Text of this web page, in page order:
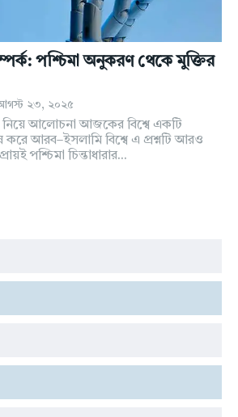
রায়হান
আল রেজা রায়হান
রায়হান
আল রেজা রায়হান
পশ্চিমা অনুকরণ থেকে মুক্তির
২৩, ২০২৫
নিয়ে আলোচনা আজকের বিশ্বে একটি
করে আরব–ইসলামি বিশ্বে এ প্রশ্নটি আরও
পশ্চিমা চিন্তাধারার...